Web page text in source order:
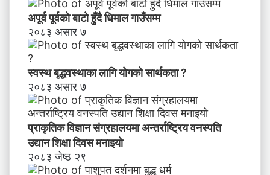
अपूर्व पूर्वको बाटो हुँदै धिमाल गाउँसम्म
२०८३ असार ७
स्वस्थ बृद्धवस्थाका लागि योगको सार्थकता ?
२०८३ असार ७
प्राकृतिक विज्ञान संग्रहालयमा अन्तर्राष्ट्रिय वनस्पति
उद्यान शिक्षा दिवस मनाइयाे
२०८३ जेष्ठ २९